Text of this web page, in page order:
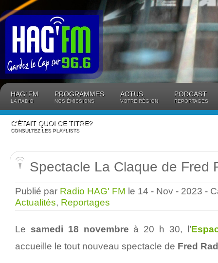
HAG’ FM
LA RADIO
PROGRAMMES
NOS ÉMISSIONS
ACTUS
VOTRE RÉGION
PODCAST
REPORTAGES
C’ÉTAIT QUOI CE TITRE?
CONSULTEZ LES PLAYLISTS
Spectacle La Claque de Fred
Publié par Radio HAG' FM le 14 - Nov - 2023 -
Actualités, Reportages
Le samedi 18 novembre à 20 h 30, l’
accueille le tout nouveau spectacle de Fred
Panneau de gestion des cookies